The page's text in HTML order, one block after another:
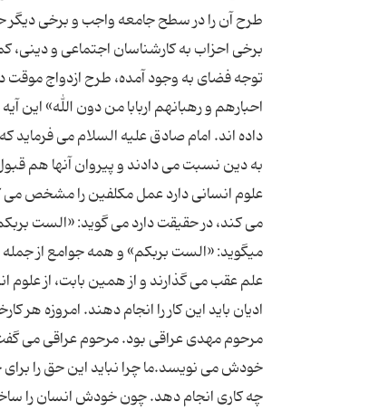
طرح آن را در سطح جامعه واجب و برخی دیگر
برخی احزاب به كارشناسان اجتماعی و دینی،
احبارهم و رهبانهم اربابا من دون الله» این
داده اند. امام صادق علیه السلام می فرماید
به دین نسبت می دادند و پیروان آنها هم
علوم انسانی دارد عمل مكلفین را مشخص می
می كند، در حقیقت دارد می گوید: «الست
میگوید: «الست بربكم» و همه جوامع از جمله
علم عقب می گذارند و از همین بابت، از علوم
ادیان باید این كار را انجام دهند. امروزه
مرحوم مهدی عراقی بود. مرحوم عراقی می گفت
خودش می نویسد.ما چرا نباید این حق را برای
چه كاری انجام دهد. چون خودش انسان را